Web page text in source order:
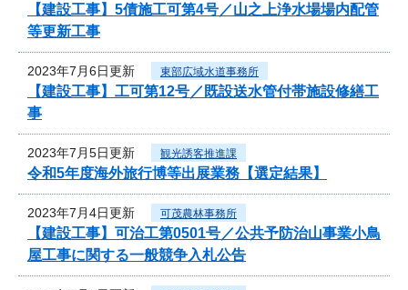
【建設工事】5債施工可第4号／山之上浄水場場内配管
等更新工事
2023年7月6日更新 東部広域水道事務所
【建設工事】工可第12号／既設送水管付帯施設修繕工
事
2023年7月5日更新 観光誘客推進課
令和5年度海外旅行博等出展業務【選定結果】
2023年7月4日更新 可茂農林事務所
【建設工事】可治工第0501号／公共予防治山事業小鳥
屋工事に関する一般競争入札公告